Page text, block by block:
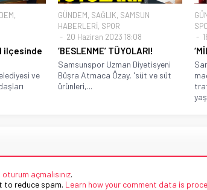
,
ilçesinde
ve
GÜNDEM, SAĞLIK, SAMSUN
HABERLERİ, SPOR
20 Haziran 2023 18:08
‘BESLENME’ TÜYOLARI!
Samsunspor Uzman Diyetisyeni
Büşra Atmaca Özay, 'süt ve süt
ürünleri,...
oturum açmalısınız.
to reduce spam. Learn how your comment data is